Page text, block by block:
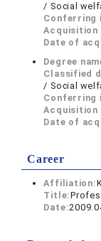
/ Social
Conferring
Acquisition
Date of
Degree
Classified
/ Social
Conferring
Acquisition
Date of
Career
Affiliation:
Title:
Date: